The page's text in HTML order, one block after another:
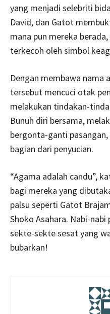
yang menjadi selebriti
David, dan Gatot
mana pun mereka
terkecoh oleh simbol
Dengan membawa nama
tersebut mencuci otak
melakukan tindakan-
Bunuh diri bersama,
bergonta-ganti
bagian dari penyucian.
“Agama adalah candu”,
bagi mereka yang
palsu seperti Gatot
Shoko Asahara. Nabi-
sekte-sekte sesat yang
bubarkan!